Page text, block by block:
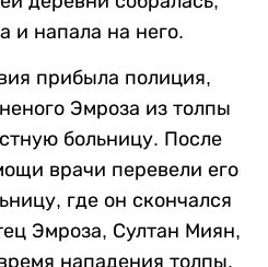
и напала на него.
прибыла полиция,
Эмроза из толпы
больницу. После
врачи перевели его
где он скончался
Эмроза, Султан Миян,
нападения толпы.